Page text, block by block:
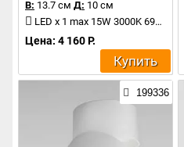
В: 13.7 см Д: 10 см
LED x 1 max 15W 3000K 690Lm
Цена: 4 160 Р.
Купить
199336